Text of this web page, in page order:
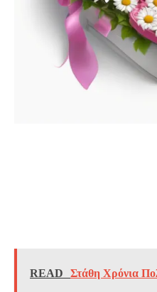
READ Στάθη Χρόνια